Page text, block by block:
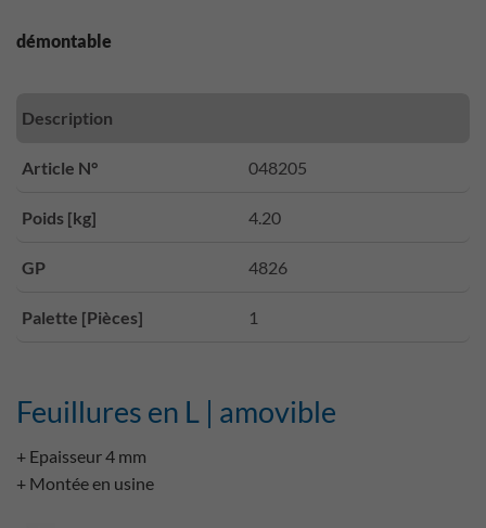
démontable
Description
Article N° 048205
Poids [kg] 4.20
GP 4826
Palette [Pièces] 1
Feuillures en L | amovible
+ Epaisseur 4 mm
+ Montée en usine